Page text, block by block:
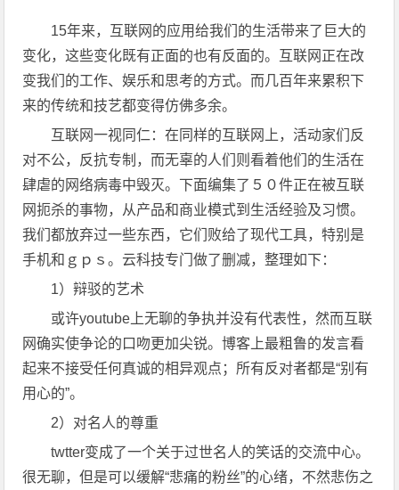
15年来，互联网的应用给我们的生活带来了巨大的
变化，这些变化既有正面的也有反面的。互联网正在改
变我们的工作、娱乐和思考的方式。而几百年来累积下
来的传统和技艺都变得仿佛多余。
互联网一视同仁：在同样的互联网上，活动家们反
对不公，反抗专制，而无辜的人们则看着他们的生活在
肆虐的网络病毒中毁灭。下面编集了５０件正在被互联
网扼杀的事物，从产品和商业模式到生活经验及习惯。
我们都放弃过一些东西，它们败给了现代工具，特别是
手机和ｇｐｓ。云科技专门做了删减，整理如下：
1）辩驳的艺术
或许youtube上无聊的争执并没有代表性，然而互联
网确实使争论的口吻更加尖锐。博客上最粗鲁的发言看
起来不接受任何真诚的相异观点；所有反对者都是“别有
用心的”。
2）对名人的尊重
twtter变成了一个关于过世名人的笑话的交流中心。
很无聊，但是可以缓解“悲痛的粉丝”的心绪，不然悲伤之